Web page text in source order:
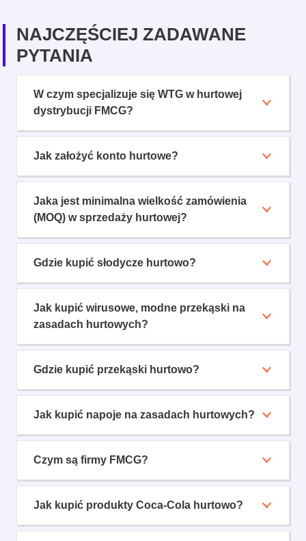
NAJCZĘŚCIEJ ZADAWANE
PYTANIA
W czym specjalizuje się WTG w hurtowej
dystrybucji FMCG?
Jak założyć konto hurtowe?
Jaka jest minimalna wielkość zamówienia
(MOQ) w sprzedaży hurtowej?
Gdzie kupić słodycze hurtowo?
Jak kupić wirusowe, modne przekąski na
zasadach hurtowych?
Gdzie kupić przekąski hurtowo?
Jak kupić napoje na zasadach hurtowych?
Czym są firmy FMCG?
Jak kupić produkty Coca-Cola hurtowo?